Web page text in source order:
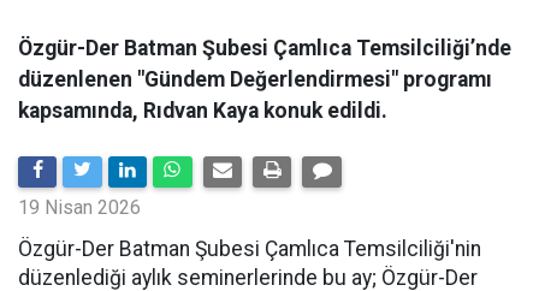
Özgür-Der Batman Şubesi Çamlıca Temsilciliği’nde
düzenlenen "Gündem Değerlendirmesi" programı
kapsamında, Rıdvan Kaya konuk edildi.
19 Nisan 2026
​Özgür-Der Batman Şubesi Çamlıca Temsilciliği'nin
düzenlediği aylık seminerlerinde bu ay; Özgür-Der